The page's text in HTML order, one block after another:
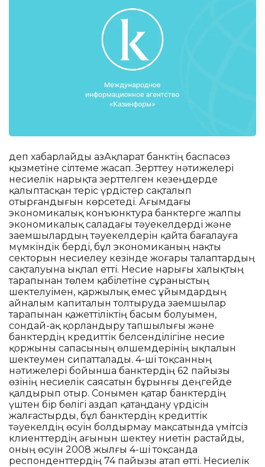
деп хабарлайды ҚазАқпарат банктің баспасөз
қызметіне сілтеме жасап. Зерттеу нәтижелері
несиелік нарықта зерттелген кезеңдерде
қалыптасқан теріс үрдістер сақталып
отырғандығын көрсетеді. Ағымдағы
экономикалық конъюнктура банктерге жалпы
экономикалық саладағы тәуекелдерді және
заемшылардың тәуекелдерін қайта бағалауға
мүмкіндік берді, бұл экономиканың нақты
секторын несиелеу кезінде жоғары талаптардың
сақталуына ықпал етті. Несие нарығы халықтың
тарапынан төлем қабілетіне сұраныстың
шектелуімен, қаржылық емес ұйымдардың
айналым капиталын толтыруда заемшылар
тарапынан қажеттіліктің басым болуымен,
сондай-ақ қорландыру тапшылығы және
банктердің кредиттік белсенділігіне несие
қоржыны сапасының өлшемдерінің ықпалын
шектеумен сипатталады. 4-ші тоқсанның
нәтижелері бойынша банктердің 62 пайызы
өзінің несиелік саясатын бұрынғы деңгейде
қалдырып отыр. Сонымен қатар банктердің
үштен бір бөлігі аздап қатаңдану үрдісін
жалғастырды, бұл банктердің кредиттік
тәуекелдің өсуін болдырмау мақсатында үмітсіз
клиенттердің ағынын шектеу ниетін растайды,
оның өсуін 2008 жылғы 4-ші тоқсанда
респонденттердің 74 пайызы атап өтті. Несиелік